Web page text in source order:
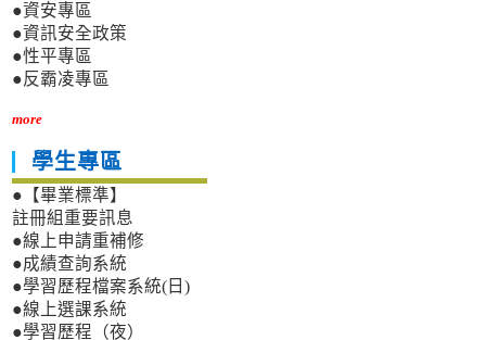
●資安專區
●資訊安全政策
●性平專區
●反霸凌專區
more
學生專區
●【畢業標準】
註冊組重要訊息
●線上申請重補修
●成績查詢系統
●學習歷程檔案系統(日)
●線上選課系統
●學習歷程（夜）